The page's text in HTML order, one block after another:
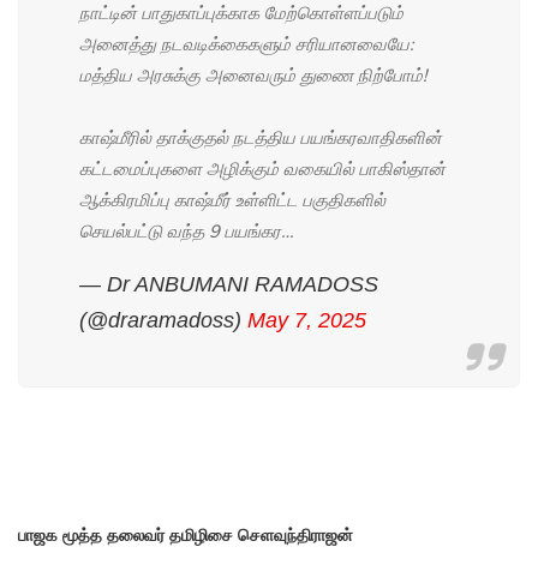
நாட்டின் பாதுகாப்புக்காக மேற்கொள்ளப்படும்
அனைத்து நடவடிக்கைகளும் சரியானவையே:
மத்திய அரசுக்கு அனைவரும் துணை நிற்போம்!
காஷ்மீரில் தாக்குதல் நடத்திய பயங்கரவாதிகளின்
கட்டமைப்புகளை அழிக்கும் வகையில் பாகிஸ்தான்
ஆக்கிரமிப்பு காஷ்மீர் உள்ளிட்ட பகுதிகளில்
செயல்பட்டு வந்த 9 பயங்கர…
— Dr ANBUMANI RAMADOSS
(@draramadoss) May 7, 2025
பாஜக மூத்த தலைவர் தமிழிசை செளவுந்திராஜன்